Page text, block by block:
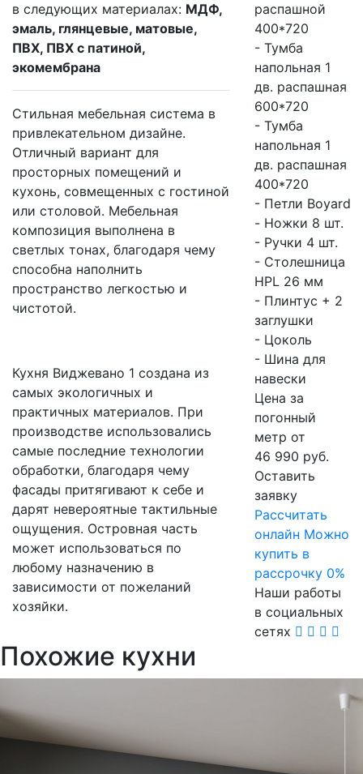
в следующих материалах: МДФ,
эмаль, глянцевые, матовые,
ПВХ, ПВХ с патиной,
экомембрана
Стильная мебельная система в
привлекательном дизайне.
Отличный вариант для
просторных помещений и
кухонь, совмещенных с гостиной
или столовой. Мебельная
композиция выполнена в
светлых тонах, благодаря чему
способна наполнить
пространство легкостью и
чистотой.
Кухня Виджевано 1 создана из
самых экологичных и
практичных материалов. При
производстве использовались
самые последние технологии
обработки, благодаря чему
фасады притягивают к себе и
дарят невероятные тактильные
ощущения. Островная часть
может использоваться по
любому назначению в
зависимости от пожеланий
хозяйки.
распашной
400*720
- Тумба
напольная 1
дв. распашная
600*720
- Тумба
напольная 1
дв. распашная
400*720
- Петли Boyard
- Ножки 8 шт.
- Ручки 4 шт.
- Столешница
HPL 26 мм
- Плинтус + 2
заглушки
- Цоколь
- Шина для
навески
Цена за
погонный
метр от
46 990 руб.
Оставить
заявку
Расcчитать
онлайн Можно
купить в
рассрочку 0%
Наши работы
в социальных
сетях
Похожие кухни